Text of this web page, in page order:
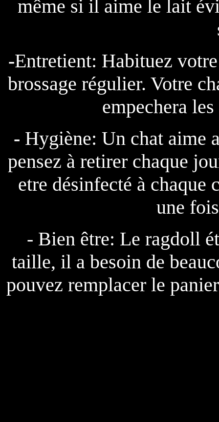
même si il aime le lait
-Entretient: Habituez
brossage régulier. Votre
empechera
- Hygiène: Un chat aime
pensez à retirer chaque
etre désinfecté à chaque
une
- Bien être: Le ragdoll
taille, il a besoin de
pouvez remplacer le